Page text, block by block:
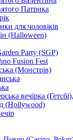
Патрика
для чоловіків
(Halloween)
Party (SGP)
Fusion Fest
(Монстрів)
вечірка
(Hollywood)